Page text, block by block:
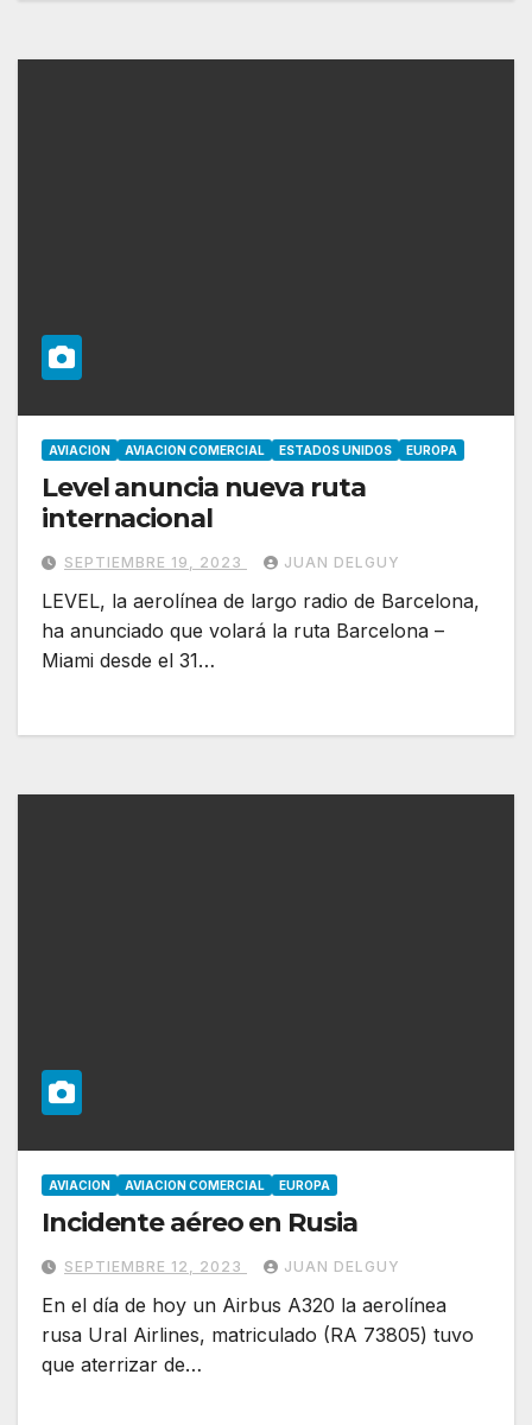
AVIACION AVIACION COMERCIAL ESTADOS UNIDOS EUROPA
Level anuncia nueva ruta
internacional
SEPTIEMBRE 19, 2023 JUAN DELGUY
LEVEL, la aerolínea de largo radio de Barcelona,
ha anunciado que volará la ruta Barcelona –
Miami desde el 31…
AVIACION AVIACION COMERCIAL EUROPA
Incidente aéreo en Rusia
SEPTIEMBRE 12, 2023 JUAN DELGUY
En el día de hoy un Airbus A320 la aerolínea
rusa Ural Airlines, matriculado (RA 73805) tuvo
que aterrizar de…